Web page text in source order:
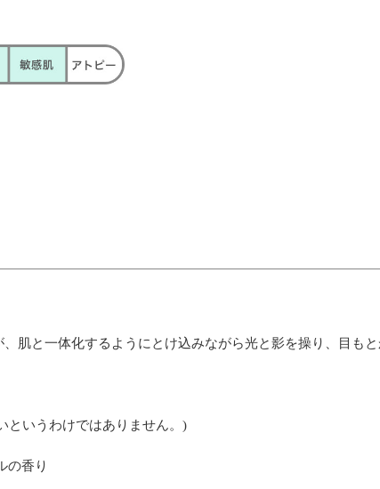
肌と一体化するようにとけ込みながら光と影を操り、目も
というわけではありません。)
の香り